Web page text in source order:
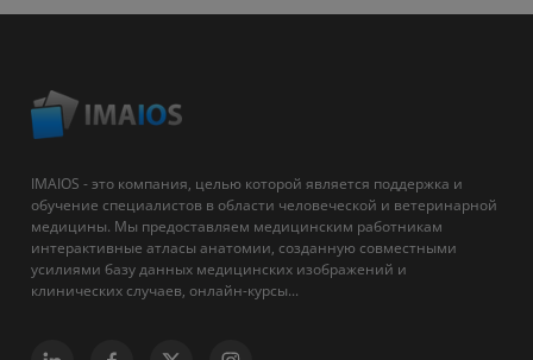
IMAIOS - это компания, целью которой является поддержка и
обучение специалистов в области человеческой и ветеринарной
медицины. Мы предоставляем медицинским работникам
интерактивные атласы анатомии, созданную совместными
усилиями базу данных медицинских изображений и
клинических случаев, онлайн-курсы...